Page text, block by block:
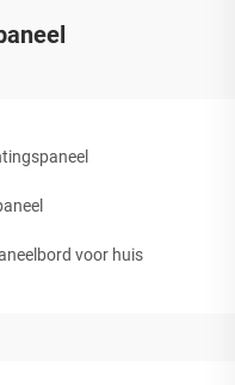
voor huis